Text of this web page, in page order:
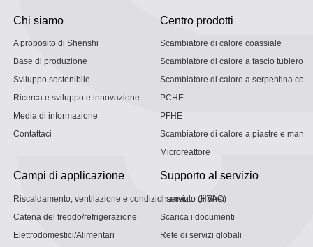
Chi siamo
A proposito di Shenshi
Base di produzione
Sviluppo sostenibile
Ricerca e sviluppo e innovazione
Media di informazione
Contattaci
Centro prodotti
Scambiatore di calore coassiale
Scambiatore di calore a fascio tubiero
Scambiatore di calore a serpentina con
PCHE
PFHE
Scambiatore di calore a piastre e
Microreattore
Campi di applicazione
Riscaldamento, ventilazione e condizionamento (HVAC)
Catena del freddo/refrigerazione
Elettrodomestici/Alimentari
Supporto al servizio
Il servizio di Shen
Scarica i documenti
Rete di servizi globali